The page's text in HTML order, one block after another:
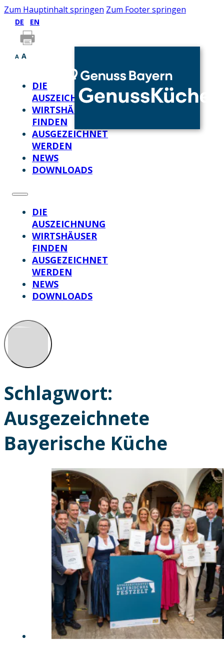
Zum Hauptinhalt springen Zum Footer springen
DE EN
A A
DIE
AUSZEICHNUNG
WIRTSHÄUSER
FINDEN
AUSGEZEICHNET
WERDEN
NEWS
DOWNLOADS
DIE
AUSZEICHNUNG
WIRTSHÄUSER
FINDEN
AUSGEZEICHNET
WERDEN
NEWS
DOWNLOADS
Schlagwort:
Ausgezeichnete
Bayerische Küche